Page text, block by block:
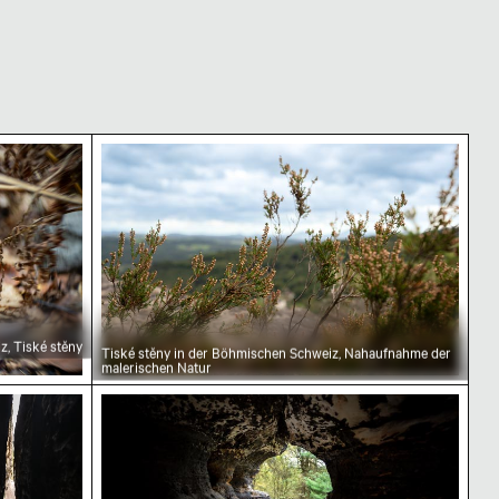
Tschechien
Schweiz, Tiské stěny
Tiské stěny
Tiské stěny in der Böhmischen Schweiz,
Tiské stěny in der Böhmischen Schweiz, Nahaufnahme der
malerischen Natur
erkundet schmalen Schluchtweg in der Natur
Blick aus der Höhle der Tiské stěny in